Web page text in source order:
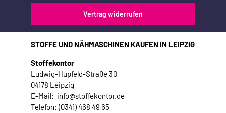
Vertrag widerrufen
STOFFE UND NÄHMASCHINEN KAUFEN IN LEIPZIG
Stoffekontor
Ludwig-Hupfeld-Straße 30
04178 Leipzig
E-Mail: info@stoffekontor.de
Telefon: (0341) 468 49 65